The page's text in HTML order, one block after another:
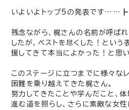
いよいよトップ5の発表です
残念ながら、梶さんの名前が呼ば
したが、ベストを尽くした！という
援してきて本当によかった！と思い
このステージに立つまでに様々なレ
困難を乗り越えてきた梶さん。
努力してきたことや学んだこと、体
進む道を照らし、さらに素敵な女